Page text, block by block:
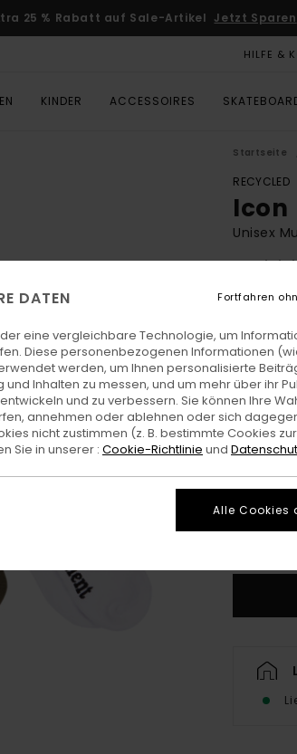
25 % Rabatt auf Sale-Artikel Jetzt Sparen
HILFE &
KINDER ACCESSOIRES
Startseite
RECYCLED
Icon
Unisex
4.8
ECO-
Farbe
DATEN
eine vergleichbare Technologie, um
Diese personenbezogenen Informationen
werden, um Ihnen personalisierte
Inhalten zu messen, und um mehr über ihr
und zu verbessern. Sie können Ihre
annehmen oder ablehnen oder sich
nicht zustimmen (z. B. bestimmte Cookies
Sie in unserer : Cookie-Richtlinie und
Fortfahren
Alle Cookies